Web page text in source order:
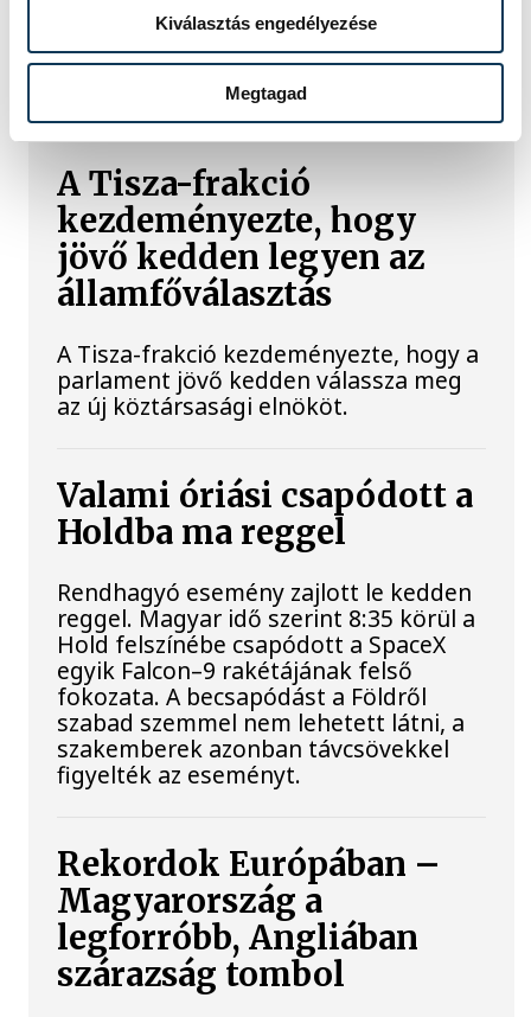
Kiválasztás engedélyezése
Megtagad
blokkok működéséért, arra
figyelmeztet: az erőmű olyan
üzemállapotban van, amelyre
eredetileg nem tervezték.
A Tisza-frakció
kezdeményezte, hogy
jövő kedden legyen az
államfőválasztás
A Tisza-frakció kezdeményezte, hogy a
parlament jövő kedden válassza meg
az új köztársasági elnököt.
Valami óriási csapódott a
Holdba ma reggel
Rendhagyó esemény zajlott le kedden
reggel. Magyar idő szerint 8:35 körül a
Hold felszínébe csapódott a SpaceX
egyik Falcon–9 rakétájának felső
fokozata. A becsapódást a Földről
szabad szemmel nem lehetett látni, a
szakemberek azonban távcsövekkel
figyelték az eseményt.
Rekordok Európában –
Magyarország a
legforróbb, Angliában
szárazság tombol